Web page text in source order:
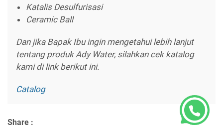
Katalis Desulfurisasi
Ceramic Ball
Dan jika Bapak Ibu ingin mengetahui lebih lanjut
tentang produk Ady Water, silahkan cek katalog
kami di link berikut ini.
Catalog
Share :